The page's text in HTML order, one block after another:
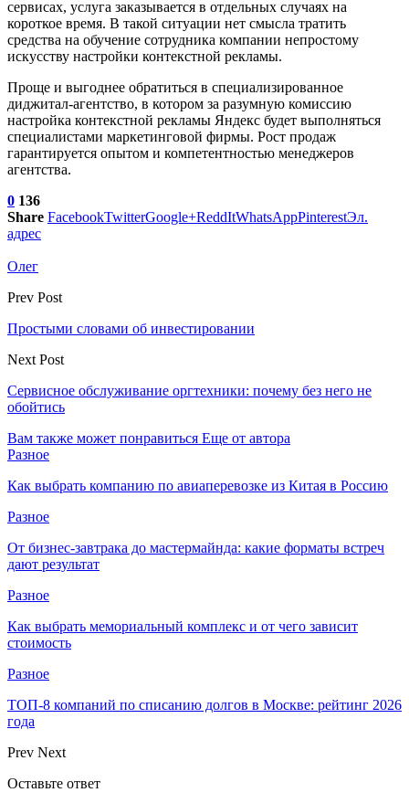
сервисах, услуга заказывается в отдельных случаях на
короткое время. В такой ситуации нет смысла тратить
средства на обучение сотрудника компании непростому
искусству настройки контекстной рекламы.
Проще и выгоднее обратиться в специализированное
диджитал-агентство, в котором за разумную комиссию
настройка контекстной рекламы Яндекс будет выполняться
специалистами маркетинговой фирмы. Рост продаж
гарантируется опытом и компетентностью менеджеров
агентства.
0 136
Share FacebookTwitterGoogle+ReddItWhatsAppPinterestЭл.
адрес
Олег
Prev Post
Простыми словами об инвестировании
Next Post
Сервисное обслуживание оргтехники: почему без него не
обойтись
Вам также может понравиться Еще от автора
Разное
Как выбрать компанию по авиаперевозке из Китая в Россию
Разное
От бизнес-завтрака до мастермайнда: какие форматы встреч
дают результат
Разное
Как выбрать мемориальный комплекс и от чего зависит
стоимость
Разное
ТОП-8 компаний по списанию долгов в Москве: рейтинг 2026
года
Prev Next
Оставьте ответ